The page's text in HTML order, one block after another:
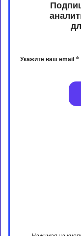
Укажите ваш email *